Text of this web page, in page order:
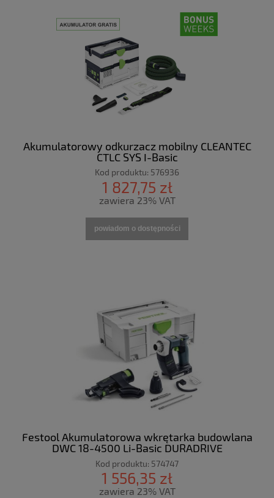
Akumulatorowy odkurzacz mobilny CLEANTEC
CTLC SYS I-Basic
Kod produktu: 576936
1 827,75 zł
zawiera 23% VAT
powiadom o dostępności
Festool Akumulatorowa wkrętarka budowlana
DWC 18-4500 Li-Basic DURADRIVE
Kod produktu: 574747
1 556,35 zł
zawiera 23% VAT